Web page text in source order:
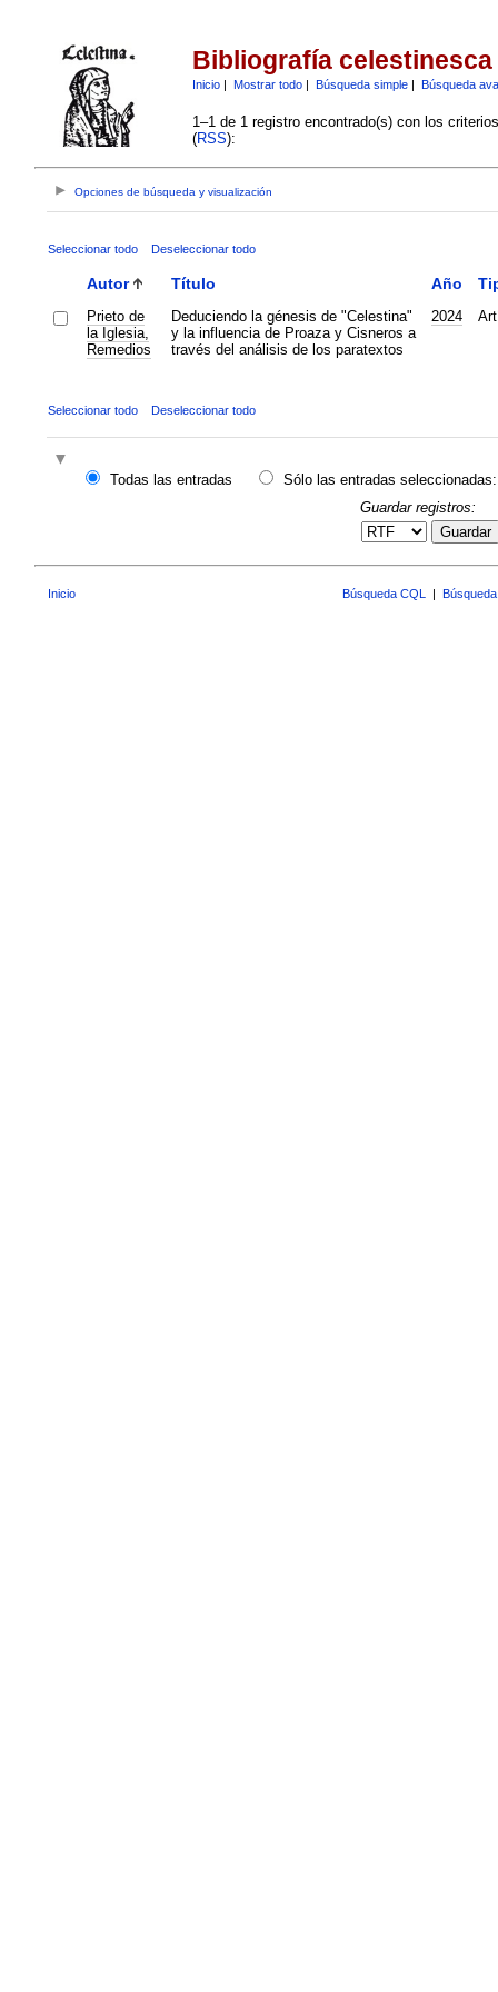
Bibliografía celestinesca
Inicio| Mostrar todo| Búsqueda simple| Búsqueda
1–1 de 1 registro encontrado(s) con los
(RSS):
Opciones de búsqueda y visualización
Seleccionar todo Deseleccionar todo
Autor Título Año
Prieto de
la Iglesia,
Remedios
Deduciendo la génesis de "Celestina"
y la influencia de Proaza y Cisneros a
través del análisis de los paratextos
2024
Seleccionar todo Deseleccionar todo
Todas las entradas
Sólo las entradas seleccionadas:
Guardar registros:
Guardar
Inicio Búsqueda CQL